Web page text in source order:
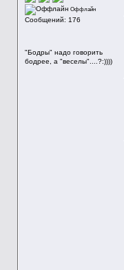
Оффлайн
Сообщений: 176
"Бодры" надо говорить
бодрее, а "веселы"....?:))))